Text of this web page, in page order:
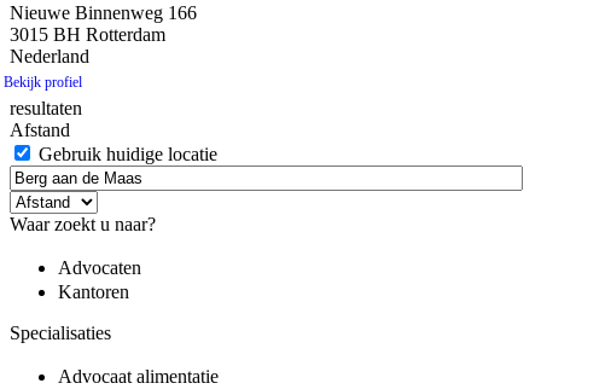
Nieuwe Binnenweg 166
3015 BH Rotterdam
Nederland
Bekijk profiel
resultaten
Afstand
Gebruik huidige locatie
Waar zoekt u naar?
Advocaten
Kantoren
Specialisaties
Advocaat alimentatie